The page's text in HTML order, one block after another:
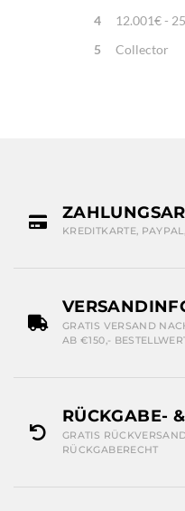
4
12.001€ -
5
Collector
KREDITKARTE,
GRATIS VERSAND
AB €150,-
RÜCKGABE-
GRATIS
RÜCKGABERECHT